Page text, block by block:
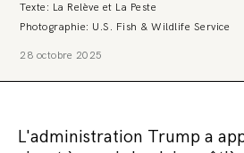
Texte: La Relève et La Peste
Photographie: U.S. Fish & Wildlife Service
28 octobre 2025
L'administration Trump a
Relève et La Peste 🤯
🔥 Le groupe Pierre Fabre, qui pèse 3,2
Une procédure bâillon. Notre tort ? Avoir
aujourd’hui une grande campagne de